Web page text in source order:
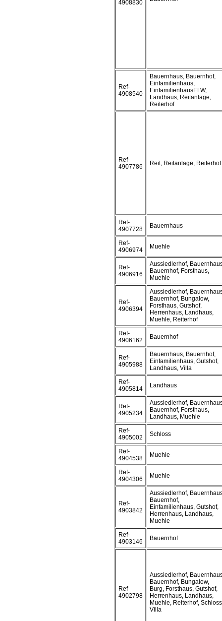
4908830
Ref-
4908540
Bauernhaus, Bauernhof,
Einfamilienhaus,
EinfamilienhausELW,
Landhaus, Reitanlage,
Reiterhof
Ref-
4907786
Reit, Reitanlage, Reiterhof
Ref-
4907728
Bauernhaus
Ref-
4906974
Muehle
Ref-
4906916
Aussiedlerhof,
Bauernhof, Forsthaus,
Muehle
Ref-
4906394
Aussiedlerhof,
Bauernhof, Bungalow,
Forsthaus, Gutshof,
Herrenhaus, Landhaus,
Muehle, Reiterhof
Ref-
4906162
Bauernhof
Ref-
4905988
Bauernhaus, Bauernhof,
Einfamilienhaus, Gutshof,
Landhaus, Villa
Ref-
4905814
Landhaus
Ref-
4905234
Aussiedlerhof,
Bauernhof, Forsthaus,
Landhaus, Muehle
Ref-
4905002
Schloss
Ref-
4904538
Muehle
Ref-
4904306
Muehle
Ref-
4903842
Aussiedlerhof,
Bauernhof,
Einfamilienhaus, Gutshof,
Herrenhaus, Landhaus,
Muehle
Ref-
4903146
Bauernhof
Ref-
4902798
Aussiedlerhof,
Bauernhof, Bungalow,
Burg, Forsthaus, Gutshof,
Herrenhaus, Landhaus,
Muehle, Reiterhof,
Villa